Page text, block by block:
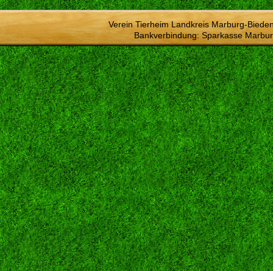
Verein Tierheim Landkreis Marburg-
Bankverbindung: Sparkasse